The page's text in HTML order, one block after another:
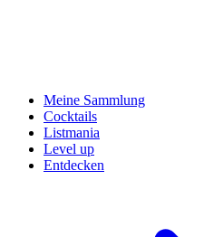
Meine Sammlung
Cocktails
Listmania
Level up
Entdecken